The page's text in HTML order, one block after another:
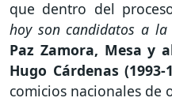
que dentro del
hoy son candidatos a la
Paz Zamora, Mesa y
Hugo Cárdenas (1993-
comicios nacionales de